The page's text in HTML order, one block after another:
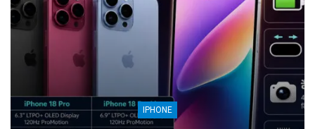
IPHONE